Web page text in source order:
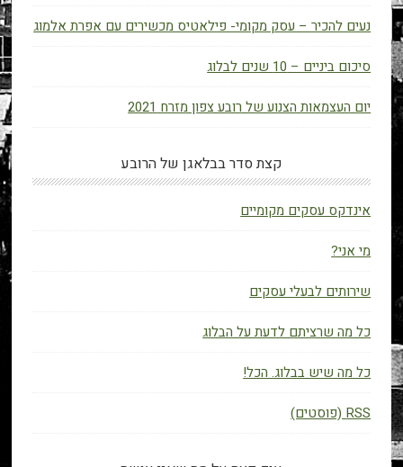
נעים להכיר – עסק מקומי- פילאטיס מכשירים עם אפרת אלמוג
סיכום ביניים – 10 שנים לבלוג
יום העצמאות הצנוע של רובע צפון מזרח 2021
קצת סדר בבלאגן של הרובע
אינדקס עסקים מקומיים
מי אני?
שירותים לבעלי עסקים
כל מה שרציתם לדעת על הבלוג
כל מה שיש בבלוג. הכל!
RSS (פוסטים)